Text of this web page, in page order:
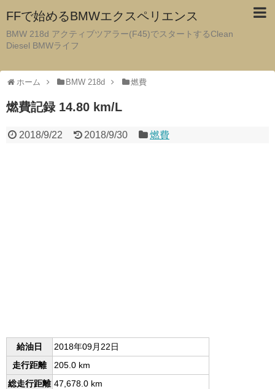
FFで始めるBMWエクスペリエンス
BMW 218d アクティブツアラー(F45)でスタートするClean
Diesel BMWライフ
ホーム BMW 218d 燃費
燃費記録 14.80 km/L
2018/9/22 2018/9/30 燃費
給油日
2018年09月22日
走行距離
205.0 km
総走行距離 47,678.0 km